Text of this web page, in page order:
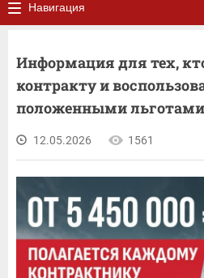
Навигация
Информация для тех,
контракту и
положенными льготами
12.05.2026 1561